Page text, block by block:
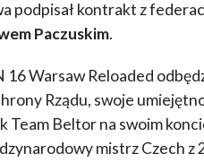
podpisał kontrakt z
Paczuskim.
16 Warsaw Reloaded
Rządu, swoje
Team Beltor na swoim
mistrz Czech